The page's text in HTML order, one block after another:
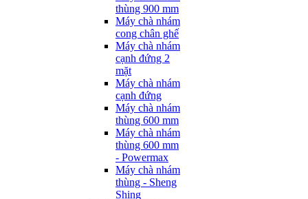
thùng 900 mm
Máy chà nhám
cong chân ghế
Máy chà nhám
cạnh đứng 2
mặt
Máy chà nhám
cạnh đứng
Máy chà nhám
thùng 600 mm
Máy chà nhám
thùng 600 mm
- Powermax
Máy chà nhám
thùng - Sheng
Shing